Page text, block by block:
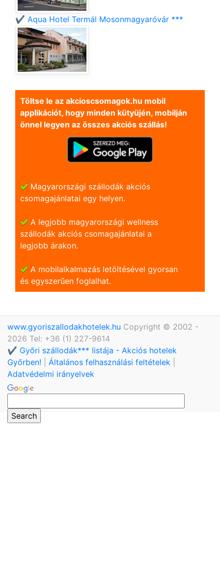
✔️ Aqua Hotel Termál Mosonmagyaróvár ***
Töltse le az akcioscsomagok.hu mobil
applikációt, hogy minden kütyüjén, mobilján
önnel legyen az összes akciós szállás!
Magyarországi szállodák akciós
csomagajánlatai egy helyen.
A legjobb magyarországi wellness
szállodák akciós csomagajánlatai a
legjobb árakon.
A mobilalkalmazás letöltésével gyorsan
és egyszerũen foglalhat.
www.gyoriszallodakhotelek.hu Copyright © 2002 -
2026 Tel: +36 (1) 227-9614
✔️ Győri szállodák*** listája - Akciós hotelek
Győrben!
Általános felhasználási feltételek
Adatvédelmi irányelvek